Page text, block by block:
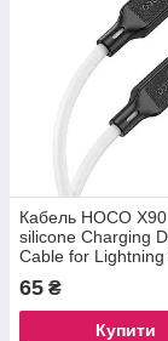
Кабель HOCO
silicone Charging
Cable for Lightning
65 ₴
Купити